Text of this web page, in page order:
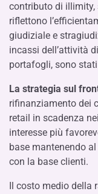
contributo di illimity,
riflettono
giudiziale e
incassi dell’attività
portafogli, sono
La strategia sul
rifinanziamento dei
retail in scadenza
interesse più
base mantenendo
con la base clienti.
Il costo medio della